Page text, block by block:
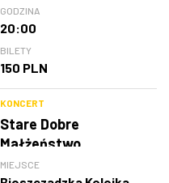
GODZINA
20:00
BILETY
150 PLN
KONCERT
Stare Dobre
Małżeństwo
MIEJSCE